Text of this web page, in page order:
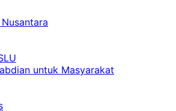
untuk Masyarakat